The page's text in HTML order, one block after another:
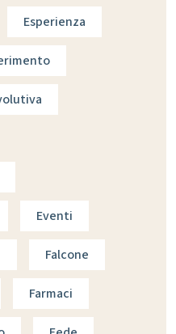
Esperienza
Eventi
Falcone
Farmaci